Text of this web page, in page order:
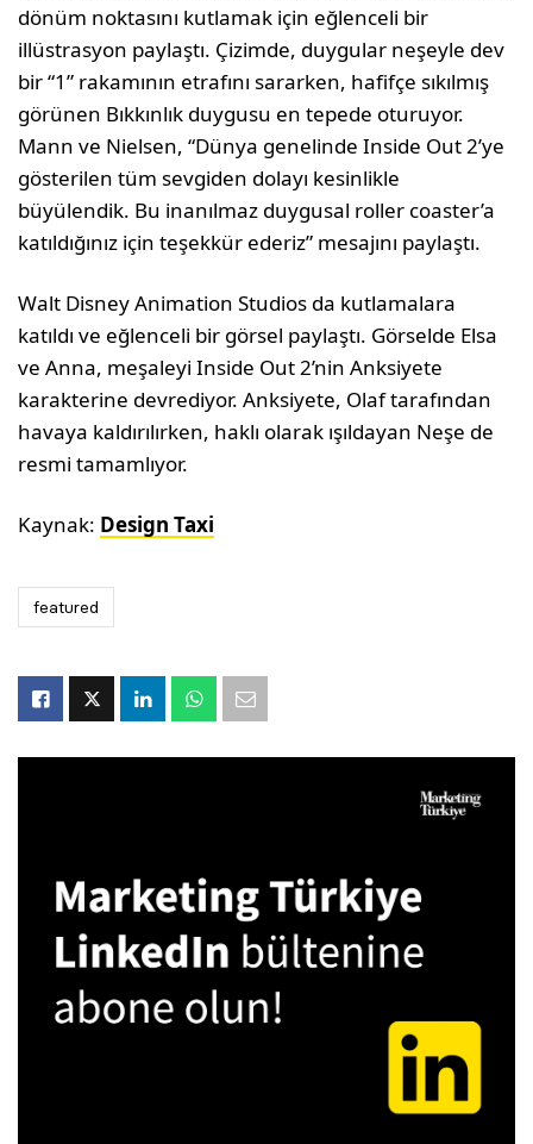
dönüm noktasını kutlamak için eğlenceli bir
illüstrasyon paylaştı. Çizimde, duygular neşeyle dev
bir “1” rakamının etrafını sararken, hafifçe sıkılmış
görünen Bıkkınlık duygusu en tepede oturuyor.
Mann ve Nielsen, “Dünya genelinde Inside Out 2’ye
gösterilen tüm sevgiden dolayı kesinlikle
büyülendik. Bu inanılmaz duygusal roller coaster’a
katıldığınız için teşekkür ederiz” mesajını paylaştı.
Walt Disney Animation Studios da kutlamalara
katıldı ve eğlenceli bir görsel paylaştı. Görselde Elsa
ve Anna, meşaleyi Inside Out 2’nin Anksiyete
karakterine devrediyor. Anksiyete, Olaf tarafından
havaya kaldırılırken, haklı olarak ışıldayan Neşe de
resmi tamamlıyor.
Kaynak: Design Taxi
featured